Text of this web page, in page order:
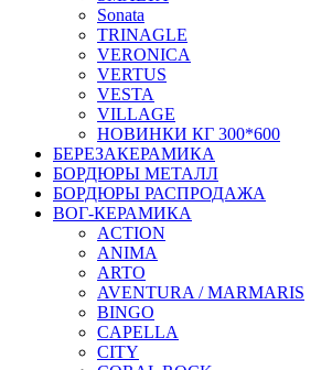
Sonata
TRINAGLE
VERONICA
VERTUS
VESTA
VILLAGE
НОВИНКИ КГ 300*600
БЕРЕЗАКЕРАМИКА
БОРДЮРЫ МЕТАЛЛ
БОРДЮРЫ РАСПРОДАЖА
ВОГ-КЕРАМИКА
ACTION
ANIMA
ARTO
AVENTURA / MARMARIS
BINGO
CAPELLA
CITY